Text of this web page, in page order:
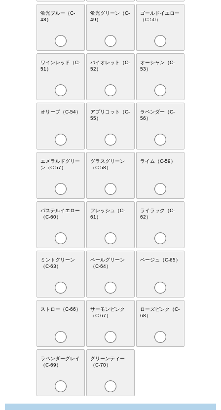
蛍光ブルー（C-
48）
蛍光グリーン（C-
49）
ゴールドイエロー
（C-50）
ワインレッド（C-
51）
バイオレット（C-
52）
オーシャン（C-
53）
オリーブ（C-54）
アプリコット（C-
55）
ラベンダー（C-
56）
エメラルドグリー
ン（C-57）
グラスグリーン
（C-58）
ライム（C-59）
パステルイエロー
（C-60）
フレッシュ（C-
61）
ライラック（C-
62）
ミントグリーン
（C-63）
ペールグリーン
（C-64）
ベージュ（C-65）
ストロー（C-66）
サーモンピンク
（C-67）
ローズピンク（C-
68）
ラベンダーグレイ
（C-69）
グリーンティー
（C-70）